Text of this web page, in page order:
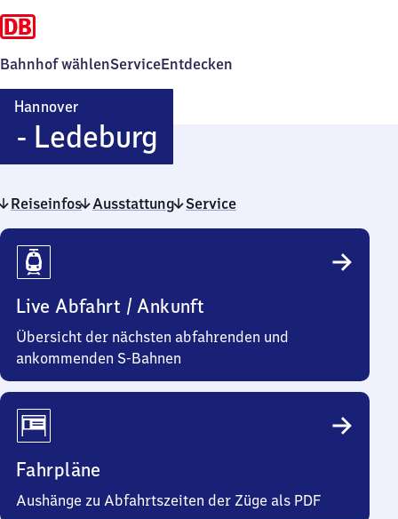
Bahnhof wählenServiceEntdecken
Hannover
- Ledeburg
-
Ledeburg
Reiseinfos Ausstattung Service
Reiseinfos
Live Abfahrt / Ankunft
Übersicht der nächsten abfahrenden und
ankommenden S-Bahnen
Fahrpläne
Aushänge zu Abfahrtszeiten der Züge als PDF